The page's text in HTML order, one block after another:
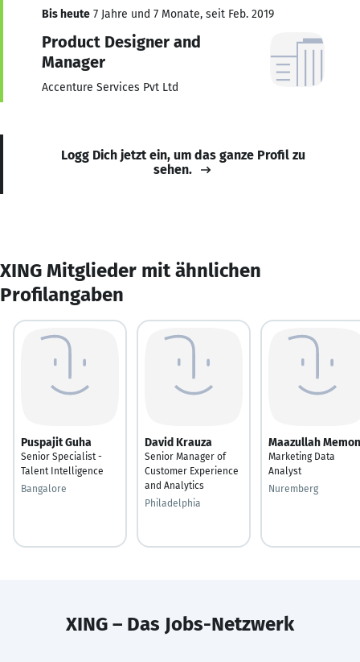
Bis heute 7 Jahre und 7 Monate, seit Feb. 2019
Product Designer and
Manager
Accenture Services Pvt Ltd
Logg Dich jetzt ein, um das ganze Profil zu
sehen.
XING Mitglieder mit ähnlichen
Profilangaben
Puspajit Guha
Senior Specialist -
Talent Intelligence
Bangalore
David Krauza
Senior Manager of
Customer Experience
and Analytics
Philadelphia
Maazullah Memon
Marketing Data
Analyst
Nuremberg
XING – Das Jobs-Netzwerk